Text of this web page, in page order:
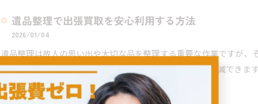
遺品整理で出張買取を安心利用する方法
2026/01/04
遺品整理は故人の思い出や大切な品を整理する重要な作業ですが、
することで、不要品を効率的に処分し、経済的な負担を軽減できま
いない場…